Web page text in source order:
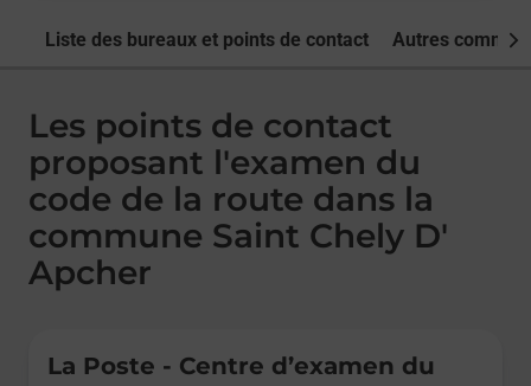
Liste des bureaux et points de contact Autres
Les points de contact
proposant l'examen du
code de la route dans la
commune Saint Chely D'
Apcher
La Poste - Centre d’examen du